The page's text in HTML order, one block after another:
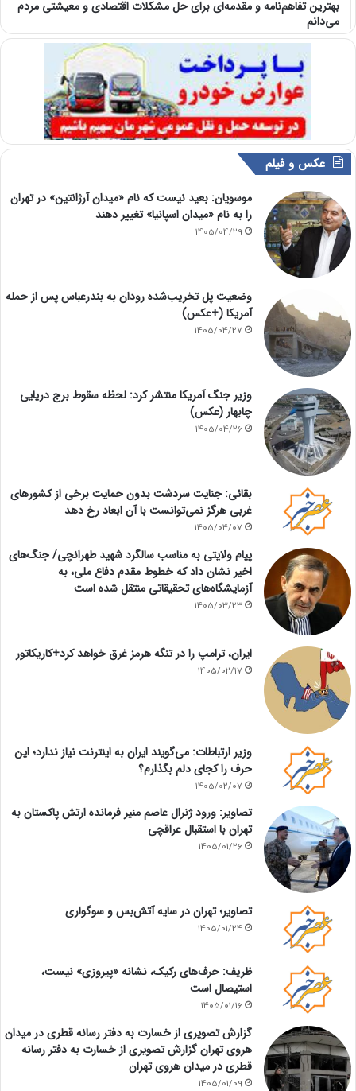
بهترین تفاهم‌نامه و مقدمه‌ای برای حل مشکلات اقتصادی و معیشتی مردم
می‌دانم
عکس و فیلم
موسویان: بعید نیست که نام «میدان آرژانتین» در تهران
را به نام «میدان اسپانیا» تغییر دهند
1405/04/29
وضعیت پل تخریب‌شده رودان به بندرعباس پس از حمله
آمریکا (+عکس)
1405/04/27
وزیر جنگ آمریکا منتشر کرد: لحظه سقوط برج دریایی
چابهار (عکس)
1405/04/26
بقائی: جنایت سردشت بدون حمایت برخی از کشورهای
غربی هرگز نمی‌توانست با آن ابعاد رخ دهد
1405/04/07
پیام ولایتی به مناسب سالگرد شهید طهرانچی/ جنگ‌های
اخیر نشان داد که خطوط مقدم دفاع ملی، به
آزمایشگاه‌های تحقیقاتی منتقل شده است
1405/03/23
ایران، ترامپ را در تنگه هرمز غرق خواهد کرد+کاریکاتور
1405/02/17
وزیر ارتباطات: می‌گویند ایران به اینترنت نیاز ندارد؛ این
حرف را کجای دلم بگذارم؟
1405/02/07
تصاویر: ورود ژنرال عاصم منیر فرمانده ارتش پاکستان به
تهران با استقبال عراقچی
1405/01/26
تصاویر؛ تهران در سایه آتش‌بس و سوگواری
1405/01/24
ظریف: حرف‌های رکیک، نشانه «پیروزی» نیست،
استیصال است
1405/01/16
گزارش تصویری از خسارت به دفتر رسانه قطری در میدان
هروی تهران گزارش تصویری از خسارت به دفتر رسانه
قطری در میدان هروی تهران
1405/01/09